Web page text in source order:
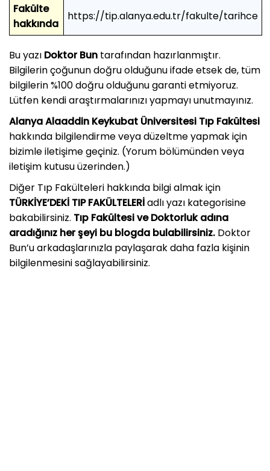
Fakülte
hakkında
https://tip.alanya.edu.tr/fakulte/tarihce
Bu yazı Doktor Bun tarafından hazırlanmıştır.
Bilgilerin çoğunun doğru olduğunu ifade etsek de, tüm
bilgilerin %100 doğru olduğunu garanti etmiyoruz.
Lütfen kendi araştırmalarınızı yapmayı unutmayınız.
Alanya Alaaddin Keykubat Üniversitesi Tıp Fakültesi
hakkında bilgilendirme veya düzeltme yapmak için
bizimle iletişime geçiniz. (Yorum bölümünden veya
iletişim kutusu üzerinden.)
Diğer Tıp Fakülteleri hakkında bilgi almak için
TÜRKİYE’DEKİ TIP FAKÜLTELERİadlı yazı kategorisine
bakabilirsiniz. Tıp Fakültesi ve Doktorluk adına
aradığınız her şeyi bu blogda bulabilirsiniz. Doktor
Bun’u arkadaşlarınızla paylaşarak daha fazla kişinin
bilgilenmesini sağlayabilirsiniz.